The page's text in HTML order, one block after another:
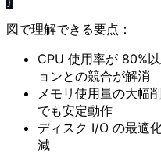
図で理解できる要点：
CPU 使用率が 80%
ョンとの競合が解消
メモリ使用量の大幅
でも安定動作
ディスク I/O の最適
減